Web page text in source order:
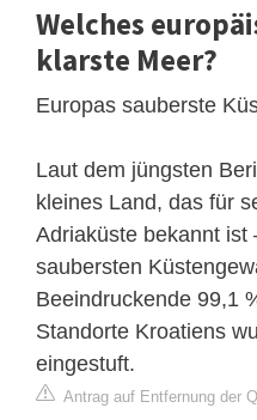
Welches
klarste Meer?
Europas sauberste
Laut dem jüngsten
kleines Land, das für
Adriaküste bekannt ist
saubersten
Beeindruckende 99,1
Standorte Kroatiens
eingestuft.
Antrag auf Entfernung der